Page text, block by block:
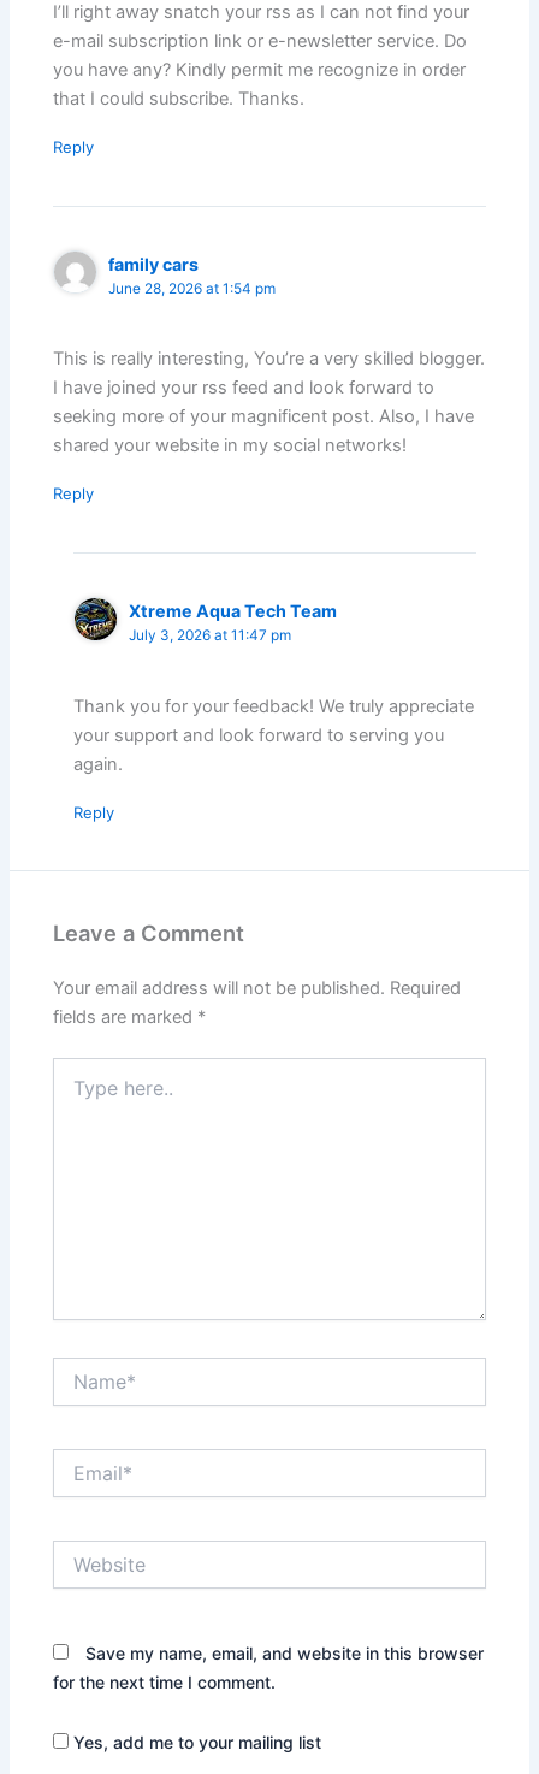
I’ll right away snatch your rss as I can not find your
e-mail subscription link or e-newsletter service. Do
you have any? Kindly permit me recognize in order
that I could subscribe. Thanks.
Reply
family cars
June 28, 2026 at 1:54 pm
This is really interesting, You’re a very skilled blogger.
I have joined your rss feed and look forward to
seeking more of your magnificent post. Also, I have
shared your website in my social networks!
Reply
Xtreme Aqua Tech Team
July 3, 2026 at 11:47 pm
Thank you for your feedback! We truly appreciate
your support and look forward to serving you
again.
Reply
Leave a Comment
Your email address will not be published. Required
fields are marked *
here..
Save my name, email, and website in this browser
for the next time I comment.
Yes, add me to your mailing list